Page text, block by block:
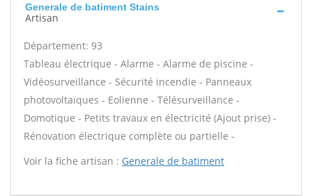
Generale de batiment Stains
Artisan
Département: 93
Tableau électrique - Alarme - Alarme de piscine -
Vidéosurveillance - Sécurité incendie - Panneaux
photovoltaïques - Eolienne - Télésurveillance -
Domotique - Petits travaux en électricité (Ajout prise) -
Rénovation électrique complète ou partielle -
Voir la fiche artisan : Generale de batiment